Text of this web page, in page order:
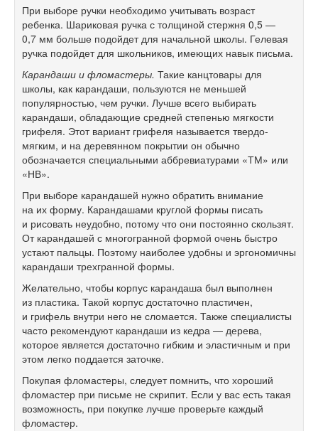
При выборе ручки необходимо учитывать возраст
ребенка. Шариковая ручка с толщиной стержня 0,5 —
0,7 мм больше подойдет для начальной школы. Гелевая
ручка подойдет для школьников, имеющих навык письма.
Карандаши и фломастеры. Такие канцтовары для
школы, как карандаши, пользуются не меньшей
популярностью, чем ручки. Лучше всего выбирать
карандаши, обладающие средней степенью мягкости
грифеля. Этот вариант грифеля называется твердо-
мягким, и на деревянном покрытии он обычно
обозначается специальными аббревиатурами «ТМ» или
«НВ».
При выборе карандашей нужно обратить внимание
на их форму. Карандашами круглой формы писать
и рисовать неудобно, потому что они постоянно скользят.
От карандашей с многогранной формой очень быстро
устают пальцы. Поэтому наиболее удобны и эргономичны
карандаши трехгранной формы.
Желательно, чтобы корпус карандаша был выполнен
из пластика. Такой корпус достаточно пластичен,
и грифель внутри него не сломается. Также специалисты
часто рекомендуют карандаши из кедра — дерева,
которое является достаточно гибким и эластичным и при
этом легко поддается заточке.
Покупая фломастеры, следует помнить, что хороший
фломастер при письме не скрипит. Если у вас есть такая
возможность, при покупке лучше проверьте каждый
фломастер.